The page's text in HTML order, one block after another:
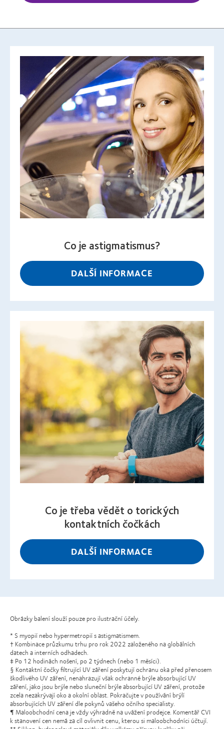
Co je astigmatismus?
DALŠÍ INFORMACE
Co je třeba vědět o torických
kontaktních čočkách
DALŠÍ INFORMACE
Obrázky balení slouží pouze pro ilustrační účely.
* S myopií nebo hypermetropií s astigmatismem.
† Kombinace průzkumu trhu pro rok 2022 založeného na globálních
datech a interních odhadech.
‡ Po 12 hodinách nošení, po 2 týdnech (nebo 1 měsíci).
§ Kontaktní čočky filtrující UV záření poskytují ochranu oka před přenosem
škodlivého UV záření, nenahrazují však ochranné brýle absorbující UV
záření, jako jsou brýle nebo sluneční brýle absorbující UV záření, protože
zcela nezakrývají oko a okolní oblast. Pokračujte v používání brýlí
absorbujících UV záření dle pokynů vašeho očního specialisty.
¶ Maloobchodní cena je vždy výhradně na uvážení prodejce. Komentář CVI
k stanovení cen nemá za cíl ovlivnit cenu, kterou si maloobchodníci účtují.